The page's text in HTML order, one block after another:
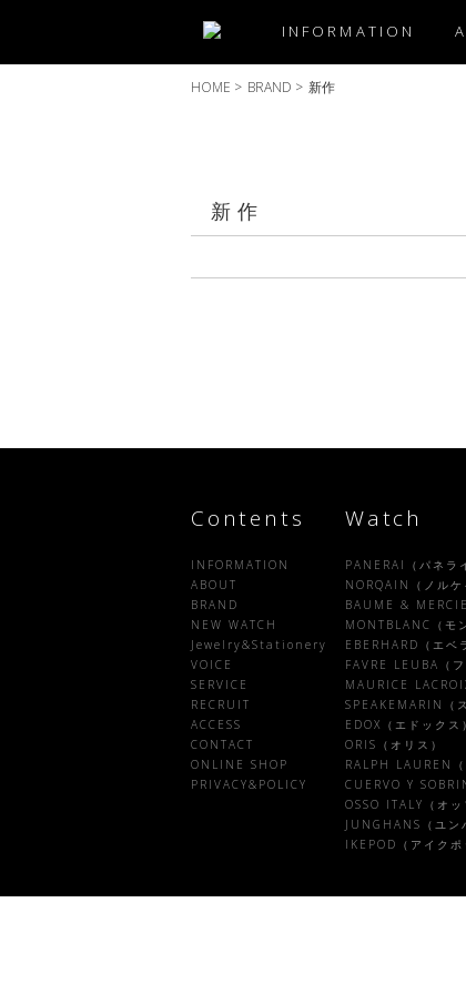
INFORMATION
HOME > BRAND > 新作
新作
Contents
INFORMATION
ABOUT
BRAND
NEW WATCH
Jewelry&Stationery
VOICE
SERVICE
RECRUIT
ACCESS
CONTACT
ONLINE SHOP
PRIVACY&POLICY
Watch
PANERAI（パネラ
NORQAIN（ノルケ
BAUME &
MONTBLANC（モ
EBERHARD（エベ
FAVRE LEUBA（
MAURICE
SPEAKEMARIN（
EDOX（エドックス）
ORIS（オリス）
RALPH LAUREN（
CUERVO Y
OSSO ITALY（オッ
JUNGHANS（ユン
IKEPOD（アイクポ